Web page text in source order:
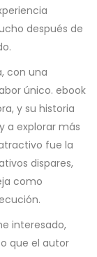
después de
con una
único. ebook
y su historia
a explorar más
fue la
dispares,
como
interesado,
que el autor